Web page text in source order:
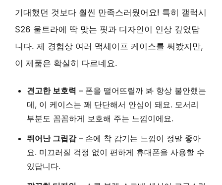
기대했던 것보다 훨씬 만족스러웠어요! 특히 갤럭시
S26 울트라에 딱 맞는 핏과 디자인이 인상 깊었답
니다. 제 경험상 여러 맥세이프 케이스를 써봤지만,
이 제품은 확실히 다르네요.
견고한 보호력 – 폰을 떨어뜨릴까 봐 항상 불안했는
데, 이 케이스는 꽤 단단해서 안심이 돼요. 모서리
부분도 꼼꼼하게 보호해 주는 느낌이에요.
뛰어난 그립감– 손에 착 감기는 느낌이 정말 좋아
요. 미끄러질 걱정 없이 편하게 휴대폰을 사용할 수
있답니다.